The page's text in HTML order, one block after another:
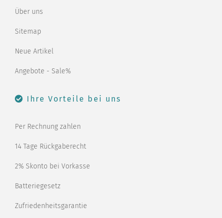
Über uns
Sitemap
Neue Artikel
Angebote - Sale%
Ihre Vorteile bei uns
Per Rechnung zahlen
14 Tage Rückgaberecht
2% Skonto bei Vorkasse
Batteriegesetz
Zufriedenheitsgarantie